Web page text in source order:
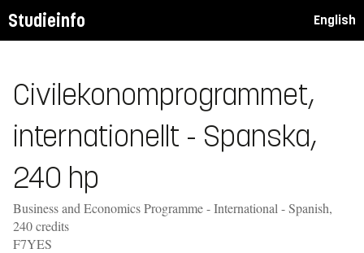
Studieinfo English
Civilekonomprogrammet,
internationellt - Spanska,
240 hp
Business and Economics Programme - International - Spanish,
240 credits
F7YES